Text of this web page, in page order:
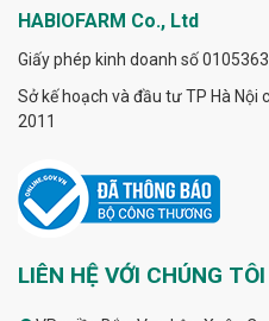
HABIOFARM Co., Ltd
Giấy phép kinh doanh số
Sở kế hoạch và đầu tư TP Hà
2011
LIÊN HỆ VỚI CHÚNG TÔI